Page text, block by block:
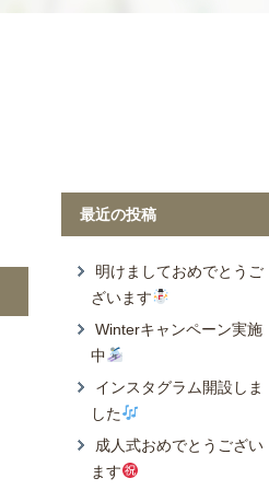
最近の投稿
明けましておめでとうご
ざいます
Winterキャンペーン実施
中
インスタグラム開設しま
した
成人式おめでとうござい
ます